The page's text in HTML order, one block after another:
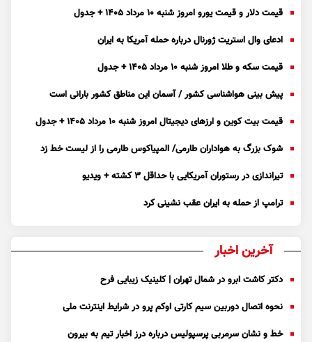
قیمت دلار و قیمت یورو امروز شنبه ۱۰ مرداد ۱۴۰۵ + جدول
ادعای وال استریت ژورنال درباره حمله آمریکا به ایران
قیمت سکه و طلا امروز شنبه ۱۰ مرداد ۱۴۰۵ + جدول
پیش بینی هواشناسی کشور / آسمان این مناطق کشور بارانی است
قیمت بیت کوین و ارز‌های دیجیتال امروز شنبه ۱۰ مرداد ۱۴۰۵ + جدول
شوک بزرگ به هواداران طارمی/ المپیاکوس طارمی را از لیست خط زد
تیراندازی در رستوران آمریکایی با حداقل ۳ کشته + ویدیو
ترامپ از حمله به ایران عقب نشینی کرد
آخرین اخبار
دکتر کاشت ابرو در شمال تهران | کلینیک زیبایی فرح
نحوه اتصال دوربین سیم کارتی اوکم پرو در شرایط اینترنت ملی
خط و نشان سرمربی پرسپولیس درباره درز اخبار تیم به بیرون